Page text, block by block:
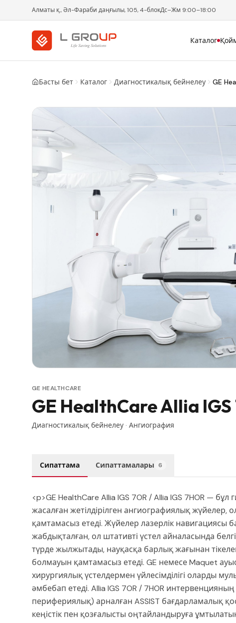
Алматы қ., Әл-Фараби даңғылы, 105, 4-блокДс–Жм 9:00–18:00
Каталог
Басты бет Каталог Диагностикалық бейнелеу GE
GE HEALTHCARE
GE HealthCare Allia IGS
Диагностикалық бейнелеу · Ангиография
Сипаттама Сипаттамалары 6
<p>GE HealthCare Allia IGS 7OR / Allia IGS 7HOR —
жасалған жетілдірілген ангиографиялық жүйелер,
қамтамасыз етеді. Жүйелер лазерлік
жабдықталған, ол штативті үстел айналасында
түрде жылжытады, науқасқа барлық жағынан
болмауын қамтамасыз етеді. GE немесе Maquet
хирургиялық үстелдермен үйлесімділігі оларды
әмбебап етеді. Allia IGS 7OR / 7HOR
перифериялық) арналған ASSIST бағдарламалық
кеңістік пен қозғалысты оңтайландыруға